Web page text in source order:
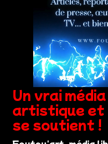
Un vrai
artistique et
se soutient !